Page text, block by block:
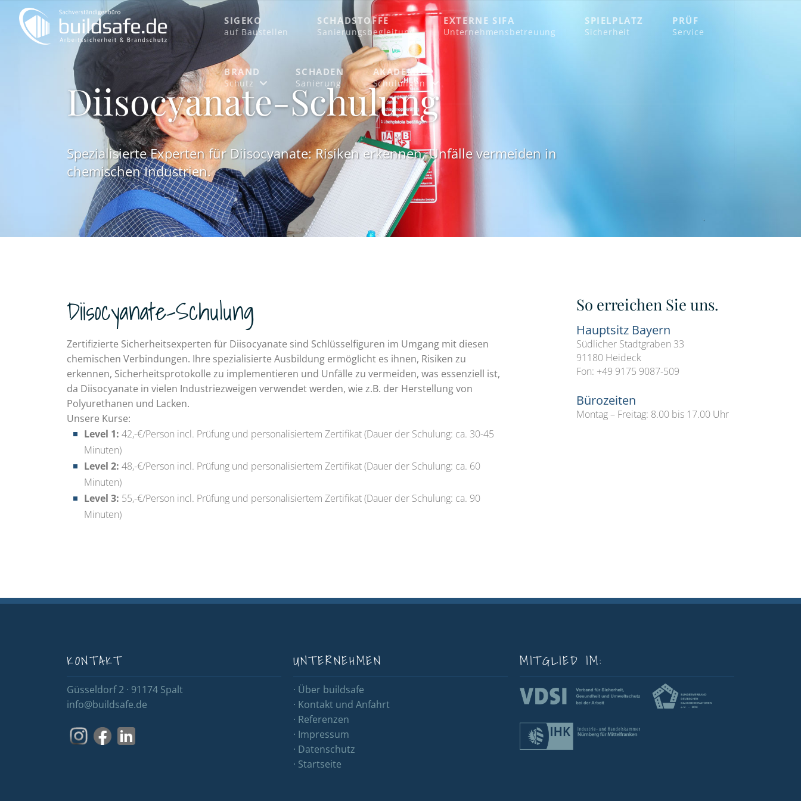
SIGEKO
­auf Baustellen
SCHADSTOFFE
Sanierungsbegleitung
EXTERNE SIFA
Unternehmensbetreuung
SPIELPLATZ
Sicherheit
PRÜF
Service
BRAND
Schutz
SCHADEN
Sanierung
AKADEMIE
Schulungen
Diisocyanate-Schulung
Spezialisierte Experten für Diisocyanate: Risiken erkennen, Unfälle vermeiden in
chemischen Industrien.
Diisocyanate-Schulung
Zertifizierte Sicherheitsexperten für Diisocyanate sind Schlüsselfiguren im Umgang mit diesen
chemischen Verbindungen. Ihre spezialisierte Ausbildung ermöglicht es ihnen, Risiken zu
erkennen, Sicherheitsprotokolle zu implementieren und Unfälle zu vermeiden, was essenziell ist,
da Diisocyanate in vielen Industriezweigen verwendet werden, wie z.B. der Herstellung von
Polyurethanen und Lacken.
Unsere Kurse:
Level 1: 42,-€/Person incl. Prüfung und personalisiertem Zertifikat (Dauer der Schulung: ca. 30-45
Minuten)
Level 2: 48,-€/Person incl. Prüfung und personalisiertem Zertifikat (Dauer der Schulung: ca. 60
Minuten)
Level 3: 55,-€/Person incl. Prüfung und personalisiertem Zertifikat (Dauer der Schulung: ca. 90
Minuten)
So erreichen Sie uns.
Hauptsitz Bayern
Südlicher Stadtgraben 33
91180 Heideck
Fon: +49 9175 9087-509
Bürozeiten
Montag – Freitag: 8.00 bis 17.00 Uhr
KONTAKT
Güsseldorf 2 · 91174 Spalt
info@buildsafe.de
UNTERNEHMEN
· Über buildsafe
· Kontakt und Anfahrt
· Referenzen
· Impressum
· Datenschutz
· Startseite
MITGLIED IM: